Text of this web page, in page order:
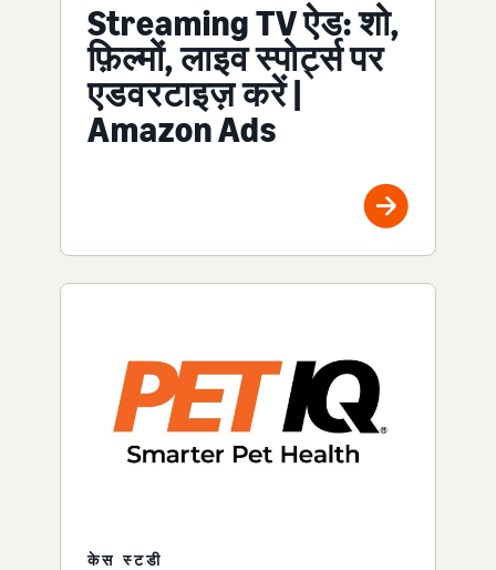
Streaming TV ऐड: शो,
फ़िल्मों, लाइव स्पोर्ट्स पर
एडवरटाइज़ करें |
Amazon Ads
केस स्टडी